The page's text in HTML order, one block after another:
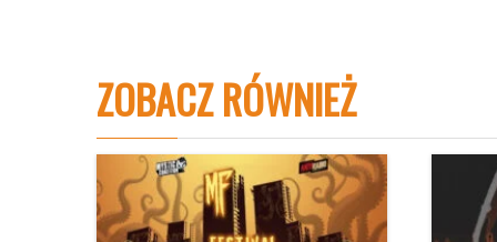
ZOBACZ RÓWNIEŻ